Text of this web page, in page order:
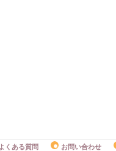
よくある質問 お問い合わせ